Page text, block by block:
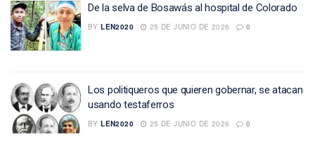
De la selva de Bosawás al hospital de Colorado
BY LEN2020 25 DE JUNIO DE 2026 0
Los politiqueros que quieren gobernar, se atacan
usando testaferros
BY LEN2020 25 DE JUNIO DE 2026 0